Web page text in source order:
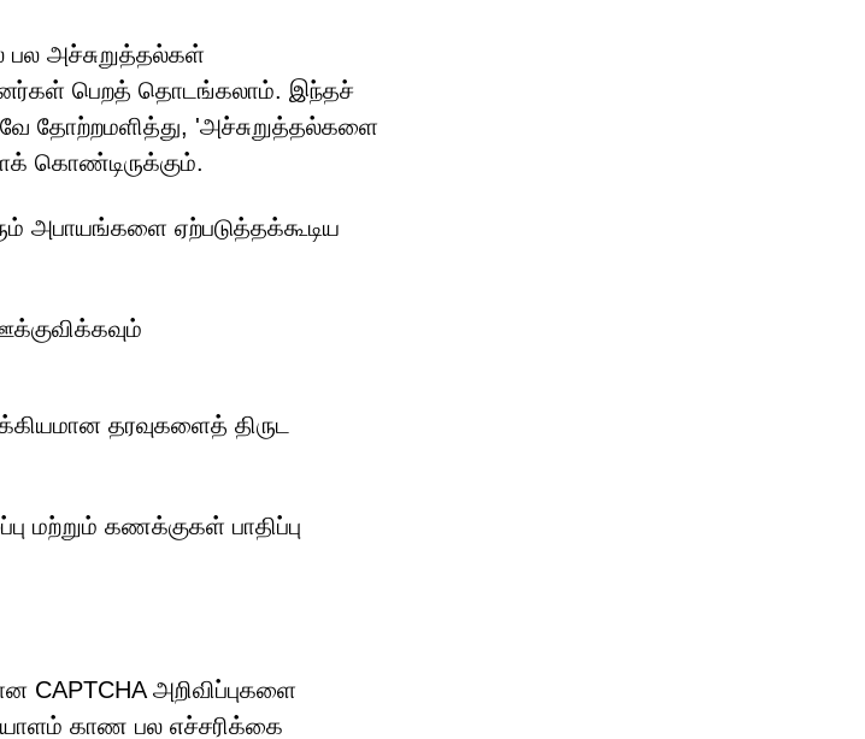
பல அச்சுறுத்தல்கள்
பெறத் தொடங்கலாம். இந்தச்
தோற்றமளித்து, 'அச்சுறுத்தல்களை
கொண்டிருக்கும்.
அபாயங்களை ஏற்படுத்தக்கூடிய
தரவுகளைத் திருட
மற்றும் கணக்குகள் பாதிப்பு
CAPTCHA அறிவிப்புகளை
காண பல எச்சரிக்கை